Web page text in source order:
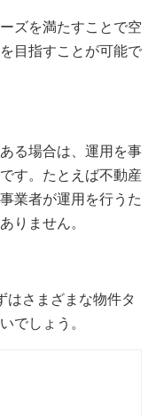
ズを満たすことで空
目指すことが可能で
る場合は、運用を事
す。たとえば不動産
業者が運用を行うた
りません。
はさまざまな物件タ
でしょう。